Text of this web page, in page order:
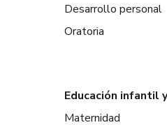
Desarrollo personal
Oratoria
Educación infantil
Maternidad